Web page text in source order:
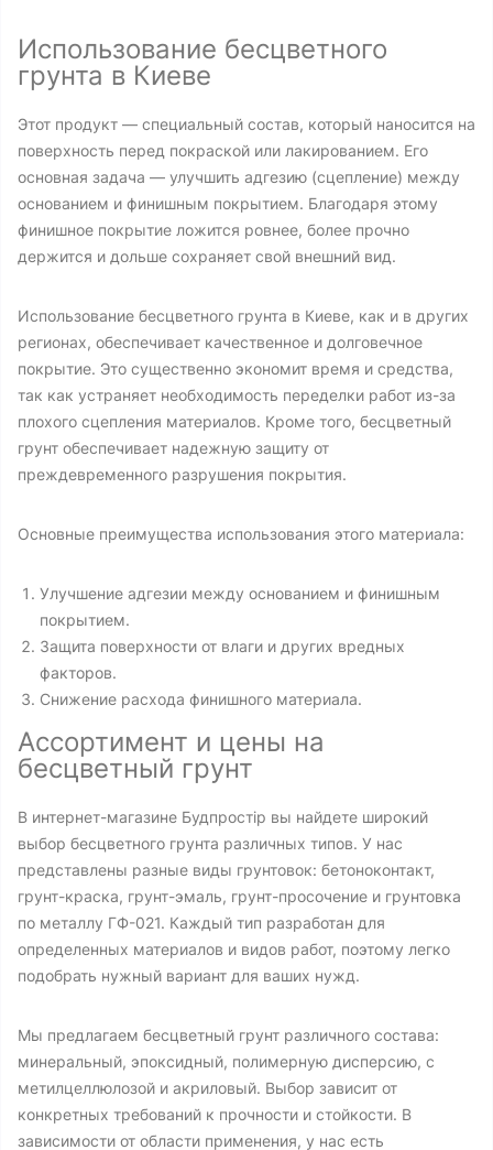
Использование бесцветного
грунта в Киеве
Этот продукт — специальный состав, который наносится на
поверхность перед покраской или лакированием. Его
основная задача — улучшить адгезию (сцепление) между
основанием и финишным покрытием. Благодаря этому
финишное покрытие ложится ровнее, более прочно
держится и дольше сохраняет свой внешний вид.
Использование бесцветного грунта в Киеве, как и в других
регионах, обеспечивает качественное и долговечное
покрытие. Это существенно экономит время и средства,
так как устраняет необходимость переделки работ из-за
плохого сцепления материалов. Кроме того, бесцветный
грунт обеспечивает надежную защиту от
преждевременного разрушения покрытия.
Основные преимущества использования этого материала:
Улучшение адгезии между основанием и финишным
покрытием.
Защита поверхности от влаги и других вредных
факторов.
Снижение расхода финишного материала.
Ассортимент и цены на
бесцветный грунт
В интернет-магазине Будпростір вы найдете широкий
выбор бесцветного грунта различных типов. У нас
представлены разные виды грунтовок: бетоноконтакт,
грунт-краска, грунт-эмаль, грунт-просочение и грунтовка
по металлу ГФ-021. Каждый тип разработан для
определенных материалов и видов работ, поэтому легко
подобрать нужный вариант для ваших нужд.
Мы предлагаем бесцветный грунт различного состава:
минеральный, эпоксидный, полимерную дисперсию, с
метилцеллюлозой и акриловый. Выбор зависит от
конкретных требований к прочности и стойкости. В
зависимости от области применения, у нас есть